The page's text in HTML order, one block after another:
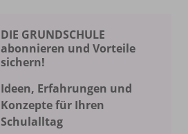
DIE GRUNDSCHULE
abonnieren und Vorteile
sichern!
Ideen, Erfahrungen und
Konzepte für Ihren
Schulalltag